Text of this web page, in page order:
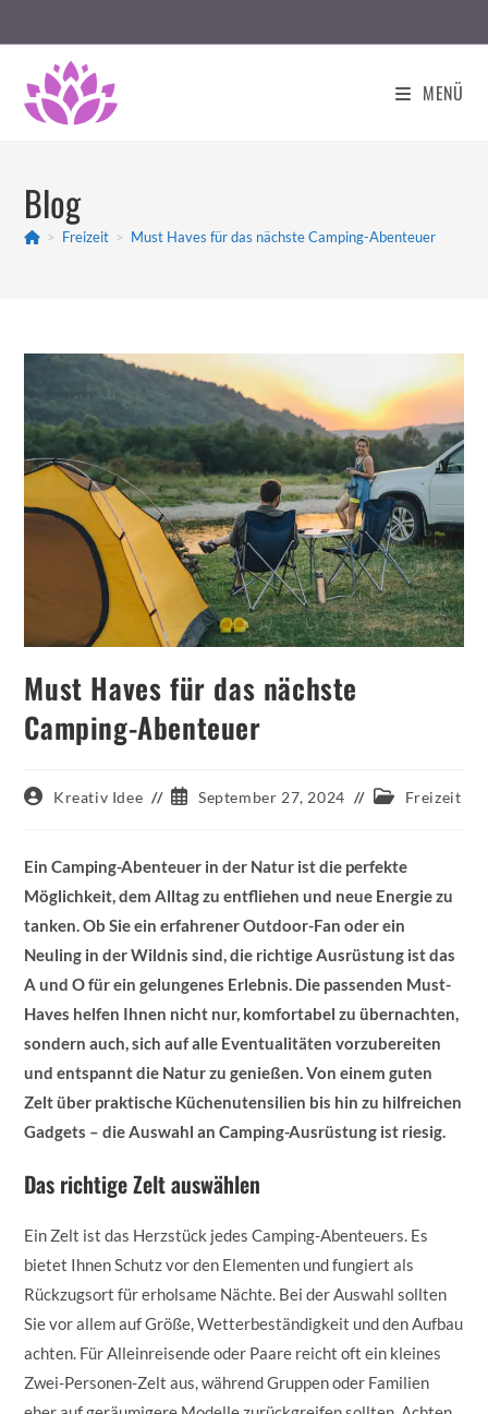
Inhalt
springen
MENÜ
Blog
> Freizeit > Must Haves für das nächste Camping-Abenteuer
Must Haves für das nächste
Camping-Abenteuer
Beitrags-
Kreativ Idee
BeitragSeptember 27, 2024
Beitrags-
Freizeit
Ein Camping-Abenteuer in der Natur ist die perfekte
Möglichkeit, dem Alltag zu entfliehen und neue Energie zu
tanken. Ob Sie ein erfahrener Outdoor-Fan oder ein
Neuling in der Wildnis sind, die richtige Ausrüstung ist das
A und O für ein gelungenes Erlebnis. Die passenden Must-
Haves helfen Ihnen nicht nur, komfortabel zu übernachten,
sondern auch, sich auf alle Eventualitäten vorzubereiten
und entspannt die Natur zu genießen. Von einem guten
Zelt über praktische Küchenutensilien bis hin zu hilfreichen
Gadgets – die Auswahl an Camping-Ausrüstung ist riesig.
Das richtige Zelt auswählen
Ein Zelt ist das Herzstück jedes Camping-Abenteuers. Es
bietet Ihnen Schutz vor den Elementen und fungiert als
Rückzugsort für erholsame Nächte. Bei der Auswahl sollten
Sie vor allem auf Größe, Wetterbeständigkeit und den Aufbau
achten. Für Alleinreisende oder Paare reicht oft ein kleines
Zwei-Personen-Zelt aus, während Gruppen oder Familien